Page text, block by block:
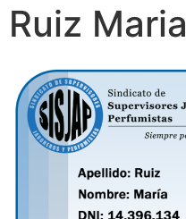
Ruiz Maria